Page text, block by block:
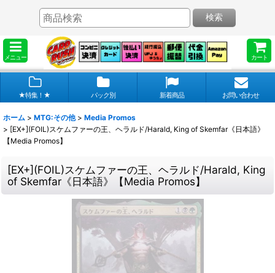
メニュー カート
検索
★特集！★ パック別 新着商品 お問い合わせ
ホーム > MTG:その他 > Media Promos
> [EX+](FOIL)スケムファーの王、ヘラルド/Harald, King of Skemfar《日本語》
【Media Promos】
[EX+](FOIL)スケムファーの王、ヘラルド/Harald, King
of Skemfar《日本語》【Media Promos】